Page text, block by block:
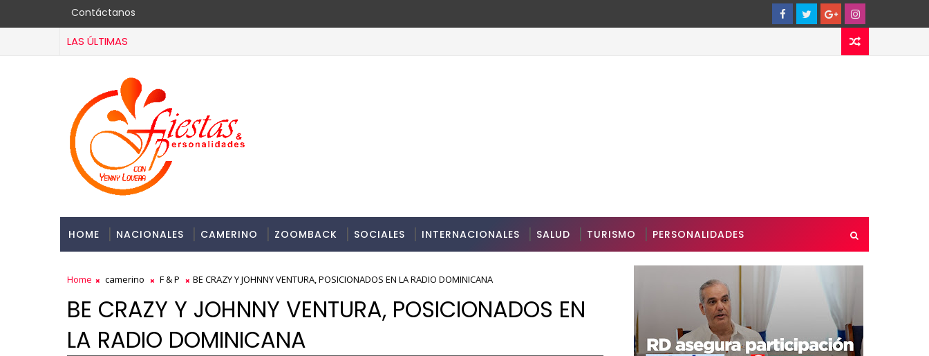
Contáctanos
LAS ÚLTIMAS
HOME NACIONALES CAMERINO ZOOMBACK SOCIALES INTERNACIONALES SALUD TURISMO PERSONALIDADES
Home camerino F & P BE CRAZY Y JOHNNY VENTURA, POSICIONADOS EN LA RADIO DOMINICANA
BE CRAZY Y JOHNNY VENTURA, POSICIONADOS EN
LA RADIO DOMINICANA